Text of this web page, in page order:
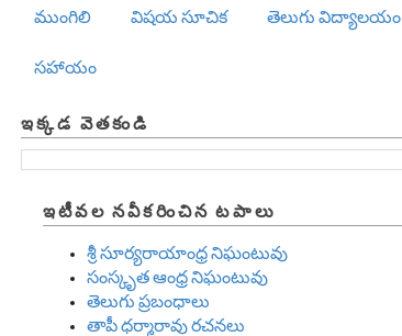
ముంగిలి విషయ సూచిక తెలుగు విద్యాలయం
సహాయం
ఇక్కడ వెతకండి
ఇటీవల నవీకరించిన టపాలు
శ్రీ సూర్యరాయాంధ్ర నిఘంటువు
సంస్కృత ఆంధ్ర నిఘంటువు
తెలుగు ప్రబంధాలు
తాపీ ధర్మారావు రచనలు